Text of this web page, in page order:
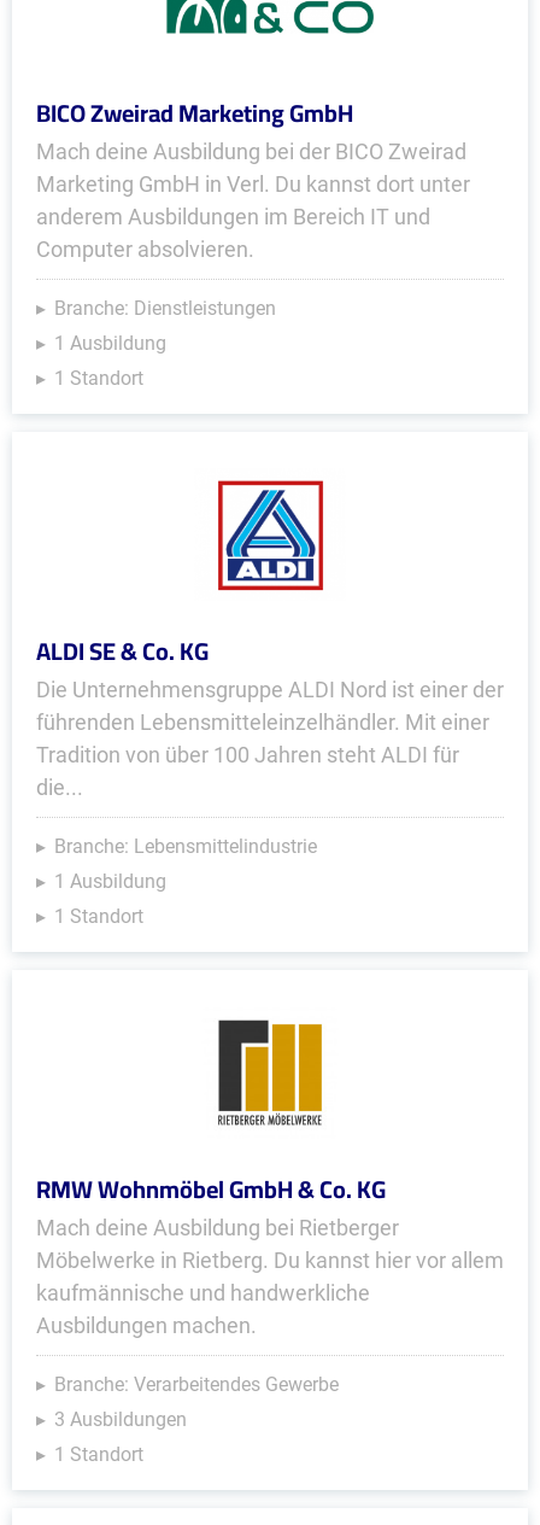
BICO Zweirad Marketing GmbH
Mach deine Ausbildung bei der BICO Zweirad
Marketing GmbH in Verl. Du kannst dort unter
anderem Ausbildungen im Bereich IT und
Computer absolvieren.
Branche: Dienstleistungen
1 Ausbildung
1 Standort
ALDI SE & Co. KG
Die Unternehmensgruppe ALDI Nord ist einer der
führenden Lebensmitteleinzelhändler. Mit einer
Tradition von über 100 Jahren steht ALDI für
die...
Branche: Lebensmittelindustrie
1 Ausbildung
1 Standort
RMW Wohnmöbel GmbH & Co. KG
Mach deine Ausbildung bei Rietberger
Möbelwerke in Rietberg. Du kannst hier vor allem
kaufmännische und handwerkliche
Ausbildungen machen.
Branche: Verarbeitendes Gewerbe
3 Ausbildungen
1 Standort